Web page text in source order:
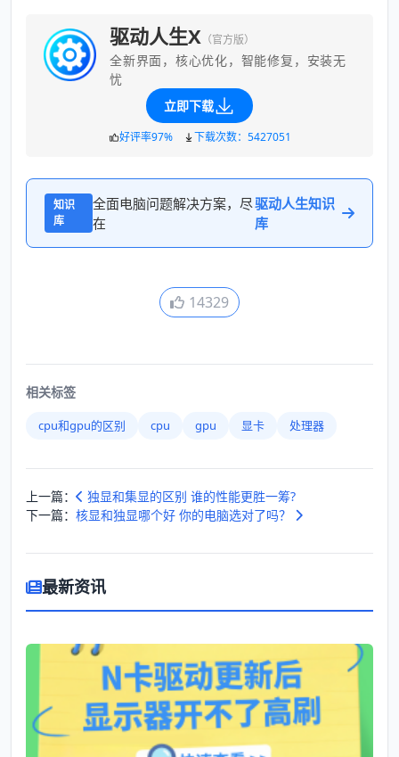
驱动人生X （官方版）
全新界面，核心优化，智能修复，安装无
忧
立即下载
好评率97% 下载次数：5427051
知识
库
全面电脑问题解决方案，尽
在
驱动人生知识
库
14329
相关标签
cpu和gpu的区别 cpu gpu 显卡 处理器
上一篇：
独显和集显的区别 谁的性能更胜一筹?
下一篇： 核显和独显哪个好 你的电脑选对了吗？
最新资讯